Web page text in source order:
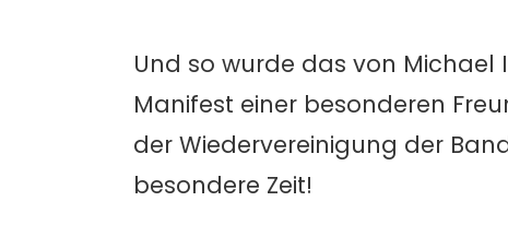
Und so wurde das von Michael
Manifest einer besonderen
der Wiedervereinigung der
besondere Zeit!